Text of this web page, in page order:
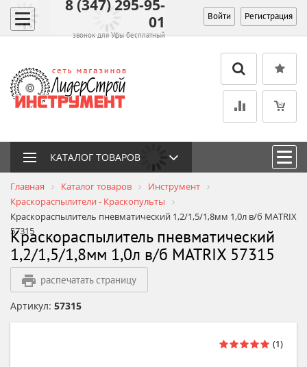
8 (347) 295-95-
01
звонок для Уфы бесплатный
Войти Регистрация
КАТАЛОГ ТОВАРОВ
Главная Каталог товаров
Инструмент
Краскораспылители - Краскопульты
Краскораспылитель пневматический 1,2/1,5/1,8мм 1,0л в/б MATRIX
57315
Краскораспылитель пневматический
1,2/1,5/1,8мм 1,0л в/б MATRIX 57315
распечатать страницу
Артикул: 57315